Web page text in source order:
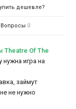
дешевле?
Вопросы 0
Theatre Of The
нужна игра на
займут
не нужно